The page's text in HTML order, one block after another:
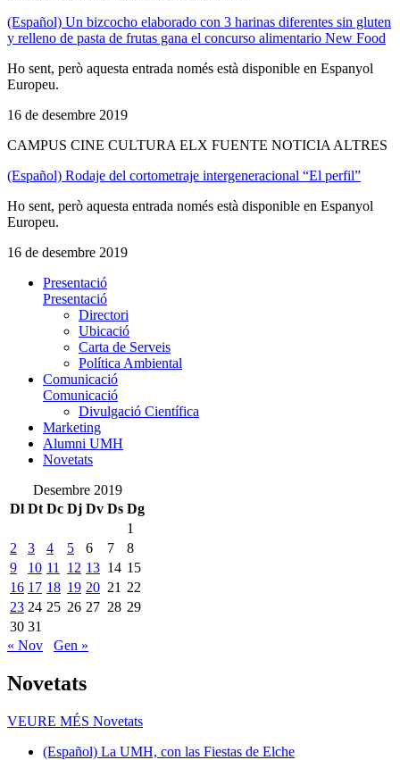
(Español) Un bizcocho elaborado con 3 harinas diferentes sin gluten
y relleno de pasta de frutas gana el concurso alimentario New Food
Ho sent, però aquesta entrada només està disponible en Espanyol
Europeu.
16 de desembre 2019
CAMPUS CINE CULTURA ELX FUENTE NOTICIA ALTRES
(Español) Rodaje del cortometraje intergeneracional “El perfil”
Ho sent, però aquesta entrada només està disponible en Espanyol
Europeu.
16 de desembre 2019
Presentació
Presentació
Directori
Ubicació
Carta de Serveis
Política Ambiental
Comunicació
Comunicació
Divulgació Científica
Marketing
Alumni UMH
Novetats
Desembre 2019
Dl Dt Dc Dj Dv Ds Dg
1
2
3 4 5 6 7
8
9
10 11 12 13 14 15
16 17 18 19 20 21 22
23 24 25 26 27 28 29
30 31
« Nov
Gen »
Novetats
VEURE MÉS Novetats
(Español) La UMH, con las Fiestas de Elche